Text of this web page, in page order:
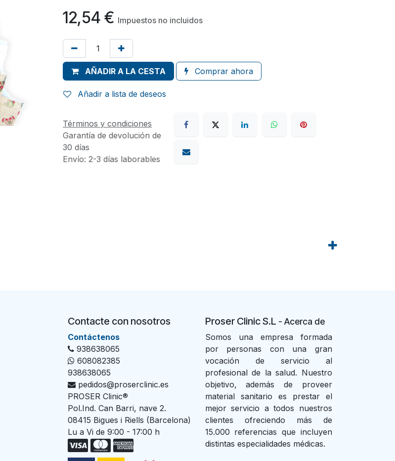
12,54 € Impuestos no incluidos
AÑADIR A LA CESTA Comprar ahora
Añadir a lista de deseos
Términos y condiciones
Garantía de devolución de
30 días
Envío: 2-3 días laborables
Proser Clinic S.L - Acerca de
Somos una empresa formada
por personas con una gran
vocación de servicio al
profesional de la salud. Nuestro
objetivo, además de proveer
material sanitario es prestar el
mejor servicio a todos nuestros
clientes ofreciendo más de
15.000 referencias que incluyen
distintas especialidades médicas.
Contacte con nosotros
Con​tác​tenos
938638065
608082385
938638065
pedidos@proserclinic.es
PROSER Clinic®
Pol.Ind. Can Barri, nave 2.
08415 Bigues i Riells (Barcelona)
Lu a Vi de 9:00 - 17:00 h